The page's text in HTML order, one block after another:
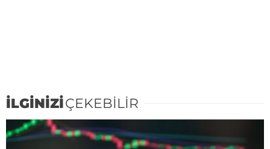
İLGİNİZİÇEKEBİLİR